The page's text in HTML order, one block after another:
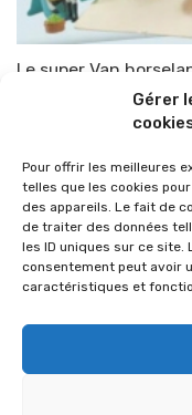
Gérer
Pour offrir les meilleures
telles que les cookies
des appareils. Le fait de
de traiter des données
les ID uniques sur ce site.
consentement peut avoir
caractéristiques et
Le super Van
TOP-PARENTS 23